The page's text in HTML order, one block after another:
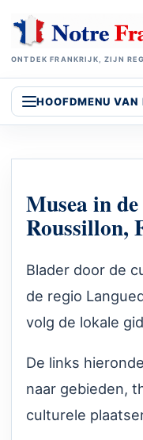
ONTDEK FRANKRIJK, ZIJN
HOOFDMENU VAN
Musea in
Roussillon,
Blader door de
de regio
volg de lokale
De links
naar gebieden,
culturele